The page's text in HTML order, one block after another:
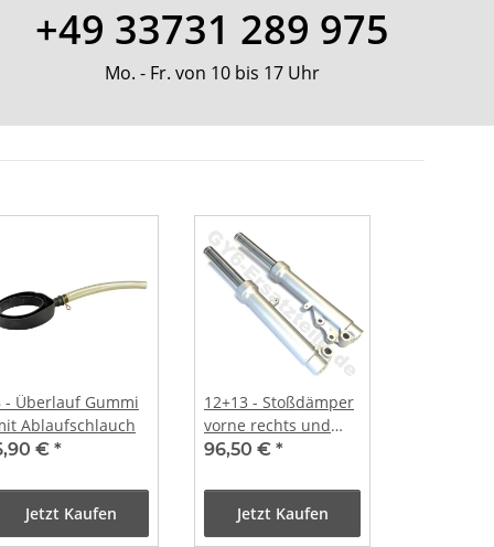
+49 33731 289 975
Mo. - Fr. von 10 bis 17 Uhr
- Überlauf Gummi
Ablaufschlauch
€ *
Jetzt Kaufen
12+13 - Stoßdämper
vorne rechts und
links
96,50 € *
Jetzt Kaufen